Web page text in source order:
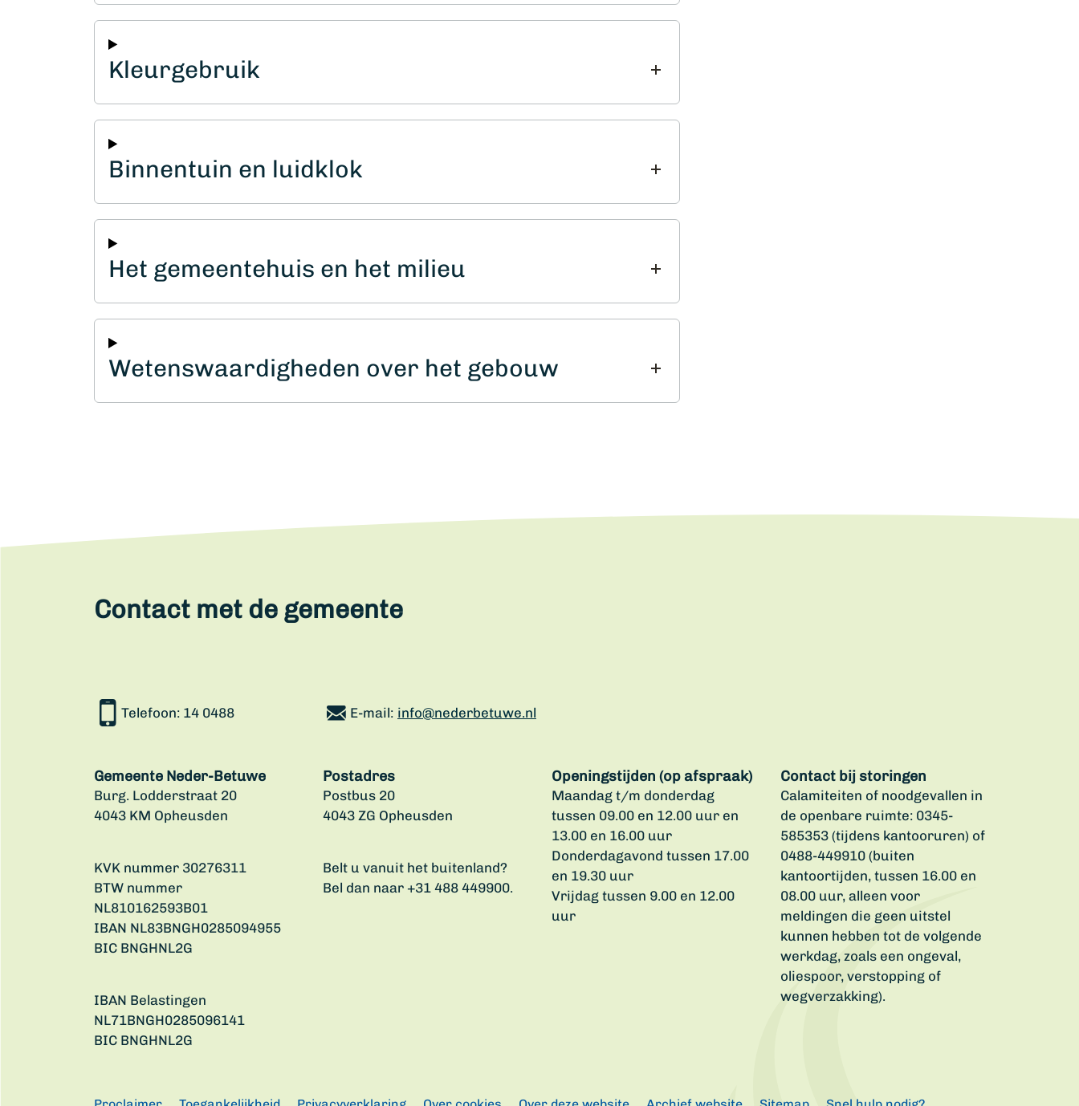
Kleurgebruik
Binnentuin en luidklok
Het gemeentehuis en het milieu
Wetenswaardigheden over het gebouw
Contact met de gemeente
Telefoon: 14 0488 E-mail: info@nederbetuwe.nl
Gemeente Neder-Betuwe
Burg. Lodderstraat 20
4043 KM Opheusden
KVK nummer 30276311
BTW nummer
NL810162593B01
IBAN NL83BNGH0285094955
BIC BNGHNL2G
IBAN Belastingen
NL71BNGH0285096141
BIC BNGHNL2G
Postadres
Postbus 20
4043 ZG Opheusden
Belt u vanuit het buitenland?
Bel dan naar +31 488 449900.
Openingstijden (op afspraak)
Maandag t/m donderdag
tussen 09.00 en 12.00 uur en
13.00 en 16.00 uur
Donderdagavond tussen 17.00
en 19.30 uur
Vrijdag tussen 9.00 en 12.00
uur
Contact bij storingen
Calamiteiten of noodgevallen in
de openbare ruimte: 0345-
585353 (tijdens kantooruren) of
0488-449910 (buiten
kantoortijden, tussen 16.00 en
08.00 uur, alleen voor
meldingen die geen uitstel
kunnen hebben tot de volgende
werkdag, zoals een ongeval,
oliespoor, verstopping of
wegverzakking).